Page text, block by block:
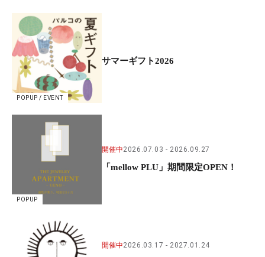
POPUP / EVENT
サマーギフト2026
POPUP
開催中2026.07.03 2026.09.27
「mellow PLU」期間限定OPEN！
開催中2026.03.17 2027.01.24